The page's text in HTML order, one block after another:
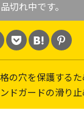
切れ中です。
の穴を保護するた
ドガードの滑り止